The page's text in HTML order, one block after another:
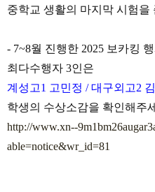
중학교 생활의 마지막 시험을
- 7~8월 진행한 2025 보카킹
최다수행자 3인은
계성고1 고민정 /대구외고2
학생의 수상소감을 확인해주
http://www.xn--
able=notice&wr_id=81